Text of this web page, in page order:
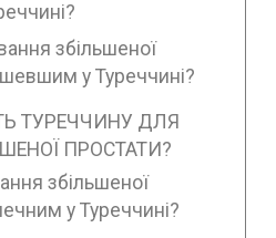
збільшеної
у Туреччині?
ТУРЕЧЧИНУ ДЛЯ
ПРОСТАТИ?
збільшеної
у Туреччині?